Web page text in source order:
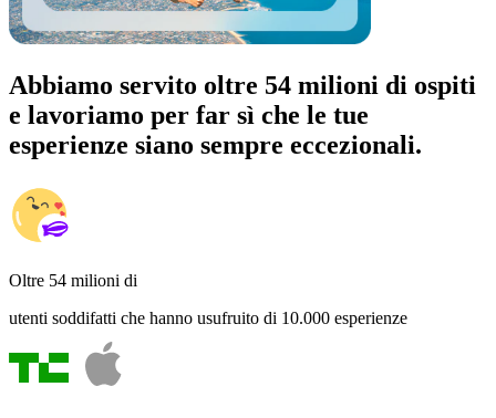
Abbiamo servito oltre 54 milioni di ospiti
e lavoriamo per far sì che le tue
esperienze siano sempre eccezionali.
Oltre 54 milioni di
utenti soddifatti che hanno usufruito di 10.000 esperienze